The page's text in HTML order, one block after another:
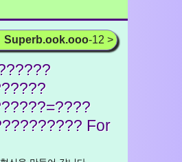
Superb.ook.ooo-12 >
For